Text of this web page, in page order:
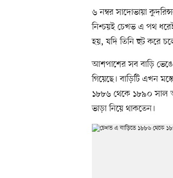
৬ নম্বর সাদোভায়া
নিশ্চয়ই চেখভ এ পথ
হয়, যদি তিনি হুট করে
আশপাশের সব বাড়ি ভেঙে
গিয়েছে। বাড়িটি এখন
১৮৮৬ থেকে ১৮৯০ সাল
ভাড়া নিয়ে থাকতেন।